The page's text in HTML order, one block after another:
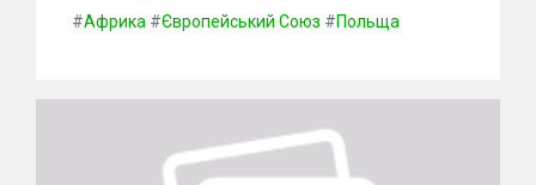
#Африка #Європейський Союз #Польща